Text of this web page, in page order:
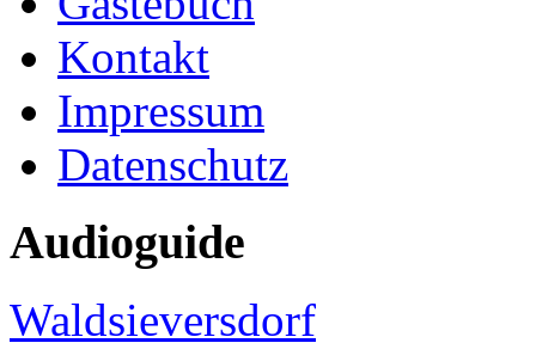
Kontakt
Impressum
Datenschutz
Audioguide
Waldsieversdorf